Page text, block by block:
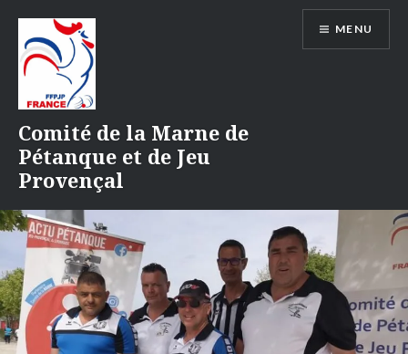
contenu
Comité de la Marne de
Pétanque et de Jeu
Provençal
MENU